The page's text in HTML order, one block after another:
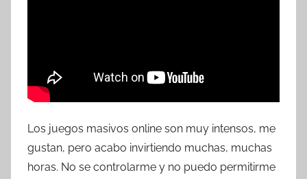
Los juegos masivos online son muy intensos, me
gustan, pero acabo invirtiendo muchas, muchas
horas. No se controlarme y no puedo permitirme